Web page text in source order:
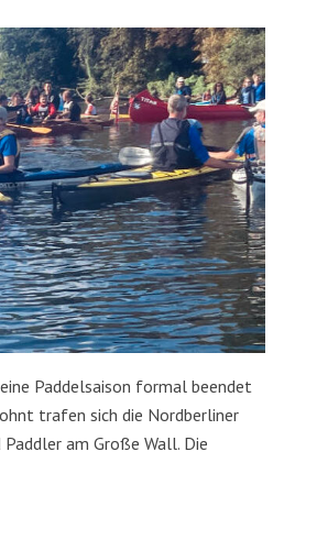
Paddelsaison formal beendet
trafen sich die Nordberliner
Paddler am Große Wall. Die